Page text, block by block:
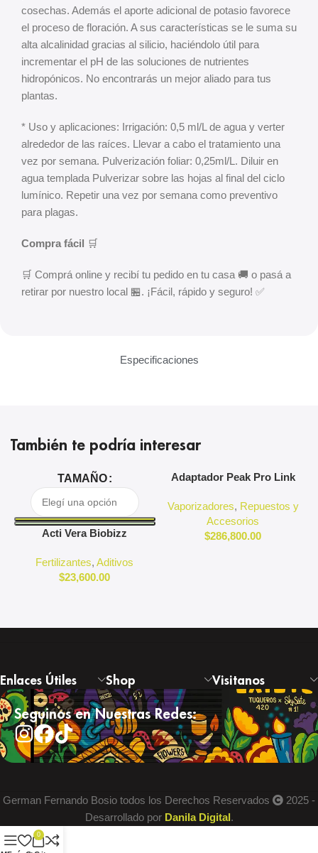
Especificaciones
cosechas. Además el aporte adicional de potasio favorece
el proceso de floración. A sus características se le suma su
alta alcalinidad gracias al silicio, haciéndolo útil para
incrementar el pH de las soluciones de nutrientes
hidropónicos. No encontrarás un mejor aliado para tus
plantas.
* Uso y aplicaciones: Irrigación: 0,5 ml/L de agua y verter
alrededor de las raíces. Llevar a cabo el tratamiento una
vez por semana. Pulverización foliar: 0,25ml/L. Diluir en
agua templada Pulverizar sobre las hojas al final del ciclo
lumínico. Repetir una vez por semana como preventivo
para plagas.
Compra fácil 🛒
🛒 Comprá online y recibí tu pedido en tu casa 🚚 o pasá a
retirar por nuestro local 🏪. ¡Fácil, rápido y seguro! ✅
También te podría interesar
TAMAÑO
Acti Vera Biobizz
Fertilizantes,Aditivos
$23,600.00
Adaptador Peak Pro Link
Vaporizadores, Repuestos y
Accesorios
$286,800.00
Enlaces Útiles Shop Visitanos
Seguinos en Nuestras Redes:
German Fernando Bosio todos los Derechos Reservados
2025 -
Desarrollado por Danila Digital.
0